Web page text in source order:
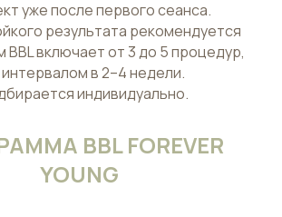
уже после первого сеанса.
результата рекомендуется
BBL включает от 3 до 5 процедур,
в 2–4 недели.
индивидуально.
BBL FOREVER
YOUNG